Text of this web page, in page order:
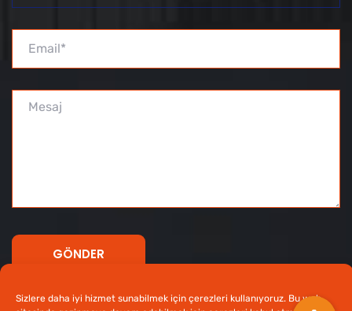
Sizlere daha iyi hizmet sunabilmek için çerezleri kullanıyoruz. Bu web